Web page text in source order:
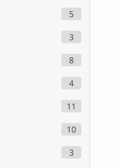
5
3
8
4
11
10
3